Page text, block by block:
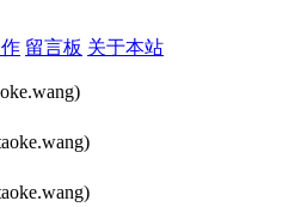
留言板 关于本站